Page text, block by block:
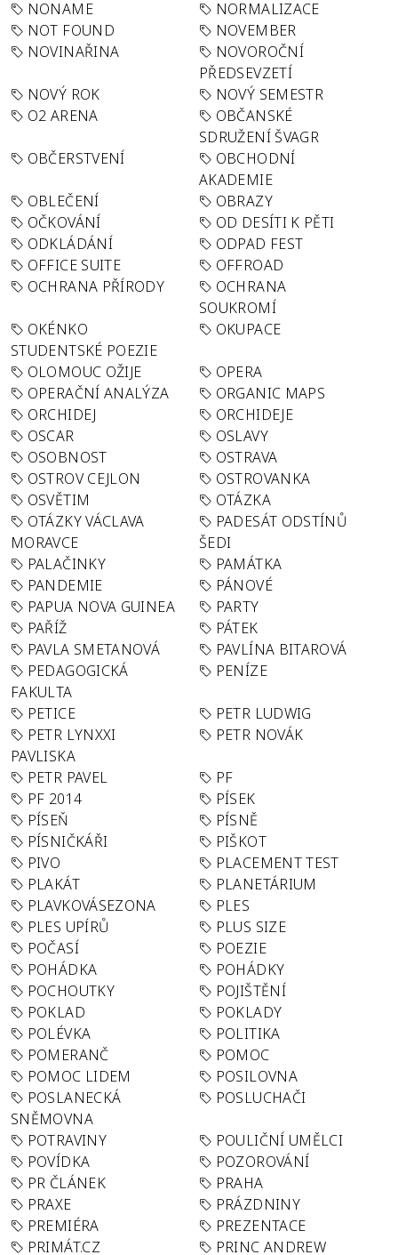
NONAME
NORMALIZACE
NOT FOUND
NOVEMBER
NOVINAŘINA
NOVOROČNÍ
PŘEDSEVZETÍ
NOVÝ ROK
NOVÝ SEMESTR
O2 ARENA
OBČANSKÉ
SDRUŽENÍ ŠVAGR
OBČERSTVENÍ
OBCHODNÍ
AKADEMIE
OBLEČENÍ
OBRAZY
OČKOVÁNÍ
OD DESÍTI K PĚTI
ODKLÁDÁNÍ
ODPAD FEST
OFFICE SUITE
OFFROAD
OCHRANA PŘÍRODY
OCHRANA
SOUKROMÍ
OKÉNKO
STUDENTSKÉ POEZIE
OKUPACE
OLOMOUC OŽIJE
OPERA
OPERAČNÍ ANALÝZA
ORGANIC MAPS
ORCHIDEJ
ORCHIDEJE
OSCAR
OSLAVY
OSOBNOST
OSTRAVA
OSTROV CEJLON
OSTROVANKA
OSVĚTIM
OTÁZKA
OTÁZKY VÁCLAVA
MORAVCE
PADESÁT ODSTÍNŮ
ŠEDI
PALAČINKY
PAMÁTKA
PANDEMIE
PÁNOVÉ
PAPUA NOVA GUINEA
PARTY
PAŘÍŽ
PÁTEK
PAVLA SMETANOVÁ
PAVLÍNA BITAROVÁ
PEDAGOGICKÁ
FAKULTA
PENÍZE
PETICE
PETR LUDWIG
PETR LYNXXI
PAVLISKA
PETR NOVÁK
PETR PAVEL
PF
PF 2014
PÍSEK
PÍSEŇ
PÍSNĚ
PÍSNIČKÁŘI
PIŠKOT
PIVO
PLACEMENT TEST
PLAKÁT
PLANETÁRIUM
PLAVKOVÁSEZONA
PLES
PLES UPÍRŮ
PLUS SIZE
POČASÍ
POEZIE
POHÁDKA
POHÁDKY
POCHOUTKY
POJIŠTĚNÍ
POKLAD
POKLADY
POLÉVKA
POLITIKA
POMERANČ
POMOC
POMOC LIDEM
POSILOVNA
POSLANECKÁ
SNĚMOVNA
POSLUCHAČI
POTRAVINY
POULIČNÍ UMĚLCI
POVÍDKA
POZOROVÁNÍ
PR ČLÁNEK
PRAHA
PRAXE
PRÁZDNINY
PREMIÉRA
PREZENTACE
PRIMÁT.CZ
PRINC ANDREW